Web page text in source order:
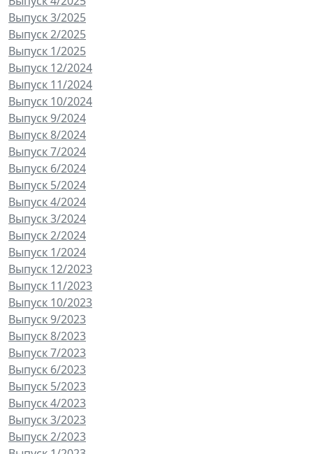
Выпуск 3/2025
Выпуск 2/2025
Выпуск 1/2025
Выпуск 12/2024
Выпуск 11/2024
Выпуск 10/2024
Выпуск 9/2024
Выпуск 8/2024
Выпуск 7/2024
Выпуск 6/2024
Выпуск 5/2024
Выпуск 4/2024
Выпуск 3/2024
Выпуск 2/2024
Выпуск 1/2024
Выпуск 12/2023
Выпуск 11/2023
Выпуск 10/2023
Выпуск 9/2023
Выпуск 8/2023
Выпуск 7/2023
Выпуск 6/2023
Выпуск 5/2023
Выпуск 4/2023
Выпуск 3/2023
Выпуск 2/2023